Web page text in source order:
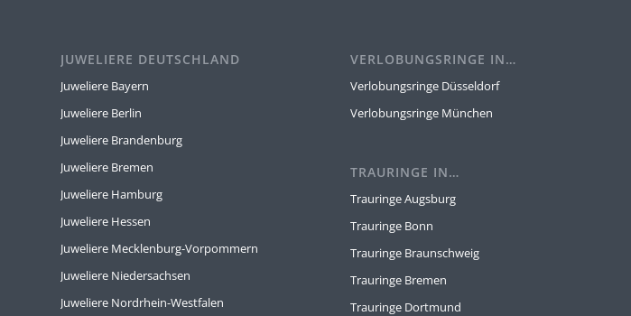
JUWELIERE DEUTSCHLAND
Juweliere Bayern
Juweliere Berlin
Juweliere Brandenburg
Juweliere Bremen
Juweliere Hamburg
Juweliere Hessen
Juweliere Mecklenburg-Vorpommern
Juweliere Niedersachsen
Juweliere Nordrhein-Westfalen
VERLOBUNGSRINGE IN…
Verlobungsringe Düsseldorf
Verlobungsringe München
TRAURINGE IN…
Trauringe Augsburg
Trauringe Bonn
Trauringe Braunschweig
Trauringe Bremen
Trauringe Dortmund